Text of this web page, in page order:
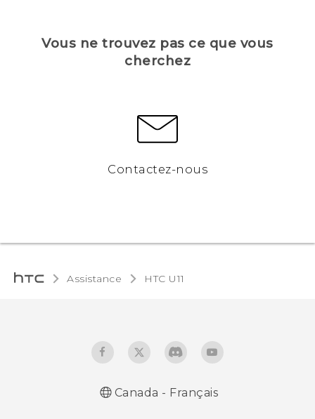
Vous ne trouvez pas ce que vous
cherchez
Contactez-nous
Assistance HTC U11‎
Canada - Français